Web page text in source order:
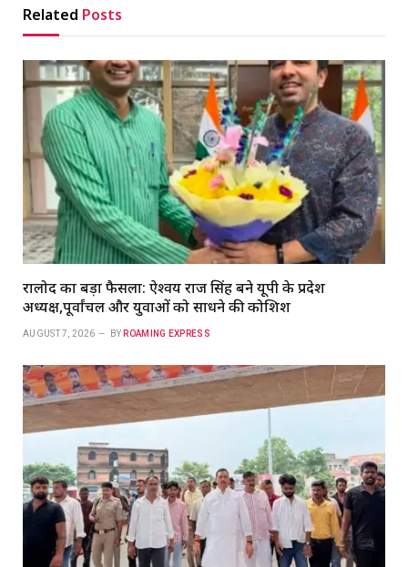
Related Posts
रालोद का बड़ा फैसला: ऐश्वर्य राज सिंह बने यूपी के प्रदेश
अध्यक्ष,पूर्वांचल और युवाओं को साधने की कोशिश
AUGUST 7, 2026 BY ROAMING EXPRESS